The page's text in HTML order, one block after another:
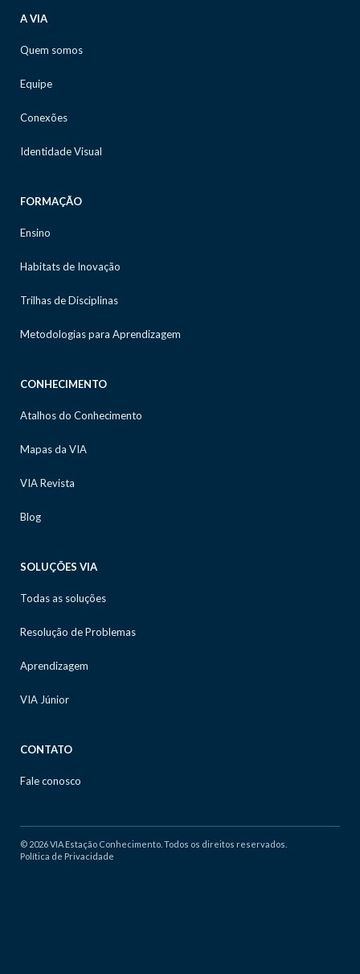
A VIA
Quem somos
Equipe
Conexões
Identidade Visual
FORMAÇÃO
Ensino
Habitats de Inovação
Trilhas de Disciplinas
Metodologias para Aprendizagem
CONHECIMENTO
Atalhos do Conhecimento
Mapas da VIA
VIA Revista
Blog
SOLUÇÕES VIA
Todas as soluções
Resolução de Problemas
Aprendizagem
VIA Júnior
CONTATO
Fale conosco
© 2026 VIA Estação Conhecimento. Todos os direitos reservados.
Política de Privacidade